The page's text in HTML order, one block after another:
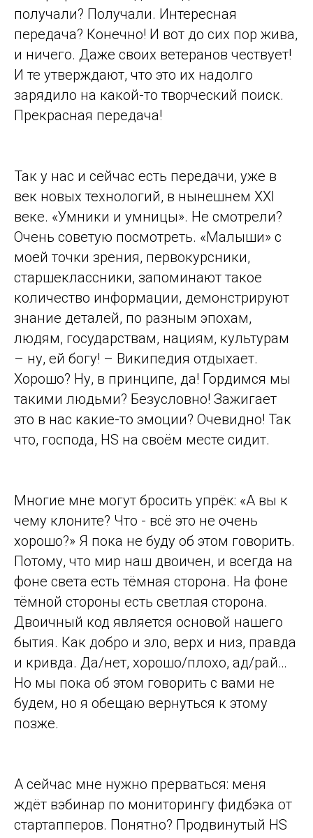
получали? Получали. Интересная
передача? Конечно! И вот до сих пор жива,
и ничего. Даже своих ветеранов чествует!
И те утверждают, что это их надолго
зарядило на какой-то творческий поиск.
Прекрасная передача!
Так у нас и сейчас есть передачи, уже в
век новых технологий, в нынешнем XXI
веке. «Умники и умницы». Не смотрели?
Очень советую посмотреть. «Малыши» с
моей точки зрения, первокурсники,
старшеклассники, запоминают такое
количество информации, демонстрируют
знание деталей, по разным эпохам,
людям, государствам, нациям, культурам
– ну, ей богу! – Википедия отдыхает.
Хорошо? Ну, в принципе, да! Гордимся мы
такими людьми? Безусловно! Зажигает
это в нас какие-то эмоции? Очевидно! Так
что, господа, HS на своём месте сидит.
Многие мне могут бросить упрёк: «А вы к
чему клоните? Что - всё это не очень
хорошо?» Я пока не буду об этом говорить.
Потому, что мир наш двоичен, и всегда на
фоне света есть тёмная сторона. На фоне
тёмной стороны есть светлая сторона.
Двоичный код является основой нашего
бытия. Как добро и зло, верх и низ, правда
и кривда. Да/нет, хорошо/плохо, ад/рай…
Но мы пока об этом говорить с вами не
будем, но я обещаю вернуться к этому
позже.
А сейчас мне нужно прерваться: меня
ждёт вэбинар по мониторингу фидбэка от
стартапперов. Понятно? Продвинутый HS